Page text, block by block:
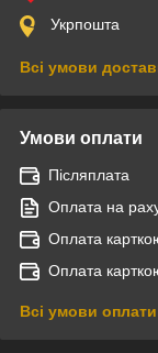
Укрпошта
Всі умови
Умови оплати
Післяплата
Оплата на
Оплата
Оплата
Всі умови оплати